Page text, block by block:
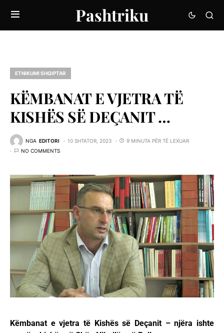
Pashtriku
ETNIKUMI SHQIPTAR
KËMBANAT E VJETRA TË
KISHËS SË DEÇANIT …
NGA EDITORI 10 SHTATOR, 2023
9 MINUTA PËR TË LEXUAR
NO COMMENTS
Këmbanat e vjetra të Kishës së Deçanit – njëra ishte